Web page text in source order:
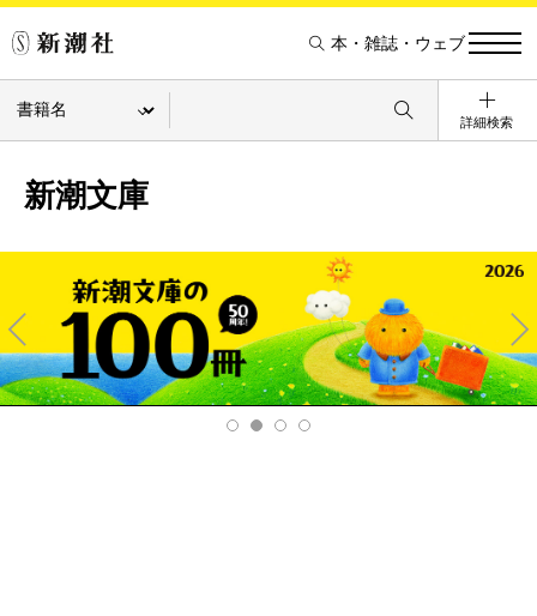
本・雑誌・ウェブ
詳細検索
新潮文庫
Pre
v
Ne
xt